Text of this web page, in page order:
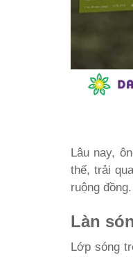
Lâu nay,
thế, trải
ruộng
Làn
Lớp sóng